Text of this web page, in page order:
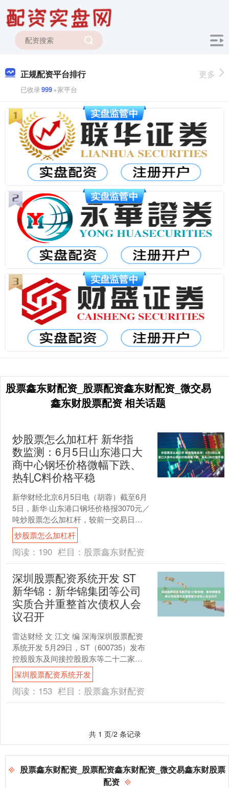
正规配资平台排行
已收录999+家平台
更多
股票鑫东财配资_股票配资鑫东财配资_微交易
鑫东财股票配资 相关话题
炒股票怎么加杠杆 新华指
数监测：6月5日山东港口大
商中心钢坯价格微幅下跌、
热轧C料价格平稳
新华财经北京6月5日电（胡蓉）截至6月
5日，新华·山东港口钢坯价格报3070元／
吨炒股票怎么加杠杆，较前一交易日下
跌15元／吨，跌幅0.49%。 数据来源：
新华....
炒股票怎么加杠杆
阅读： 190 栏目： 股票鑫东财配资
深圳股票配资系统开发 ST
新华锦：新华锦集团等公司
实质合并重整首次债权人会
议召开
雷达财经 文 江文 编 深海深圳股票配资
系统开发 5月29日，ST（600735）发布
控股股东及间接控股股东等二十二家公
司实质合并重整的进展的公告。公告显
示，2....
深圳股票配资系统开发
阅读： 153 栏目： 股票鑫东财配资
共 1 页/2 条记录
股票鑫东财配资_股票配资鑫东财配资_微交易鑫东财股票
配资